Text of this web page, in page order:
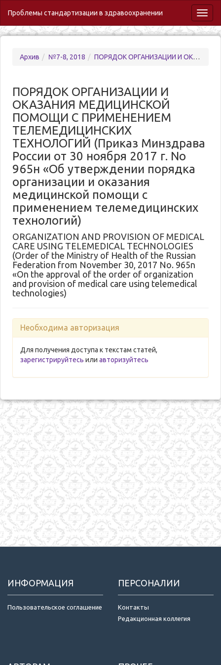
Проблемы стандартизации в здравоохранении
Архив №7-8, 2018 ПОРЯДОК ОРГАНИЗАЦИИ И ОКАЗАНИЯ МЕДИЦИНСКОЙ ПОМОЩИ С ПРИМЕНЕНИЕМ ТЕЛЕМЕДИЦИНСКИХ ТЕХНОЛОГИЙ (Приказ Минздрава России от 30 ноября 2017 г. No 965н «Об утверждении порядка организации и оказания медицинской помощи с применением телемедицинских технологий)
ПОРЯДОК ОРГАНИЗАЦИИ И
ОКАЗАНИЯ МЕДИЦИНСКОЙ
ПОМОЩИ С ПРИМЕНЕНИЕМ
ТЕЛЕМЕДИЦИНСКИХ
ТЕХНОЛОГИЙ (Приказ Минздрава
России от 30 ноября 2017 г. No
965н «Об утверждении порядка
организации и оказания
медицинской помощи с
применением телемедицинских
технологий)
ORGANIZATION AND PROVISION OF MEDICAL
CARE USING TELEMEDICAL TECHNOLOGIES
(Order of the Ministry of Health of the Russian
Federation from November 30, 2017 No. 965n
«On the approval of the order of organization
and provision of medical care using telemedical
technologies)
Необходима авторизация
Для получения доступа к текстам статей,
зарегистрируйтесь или авторизуйтесь
ИНФОРМАЦИЯ
Пользовательское соглашение
ПЕРСОНАЛИИ
Контакты
Редакционная коллегия